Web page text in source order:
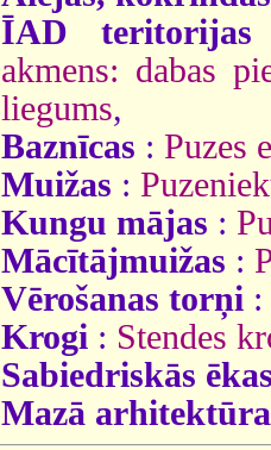
ĪAD teritorijas
akmens: dabas
liegums,
Baznīcas : Puzes
Muižas :
Kungu mājas :
Mācītājmuižas :
Vērošanas torņi :
Krogi : Stendes
Sabiedriskās
Mazā arhitektūra